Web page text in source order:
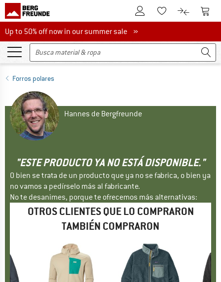
A la cuenta de cliente
A la lista de
A la A la
Up to 50% off now in our summer sale
Up to 50% off now in our summer sale »
Forros polares
Hannes de Bergfreunde
"ESTE PRODUCTO YA NO ESTÁ DISPONIBLE."
O bien se trata de un producto que ya no se fabrica, o bien ya
no vamos a pedírselo más al fabricante.
No te desanimes, porque te ofrecemos más alternativas:
OTROS CLIENTES QUE LO COMPRARON
TAMBIÉN COMPRARON